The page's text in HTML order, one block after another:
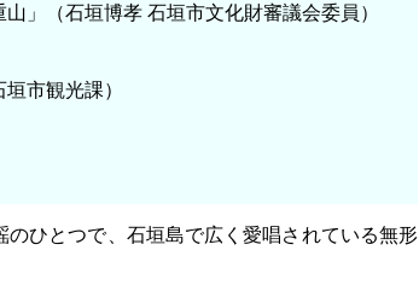
」（石垣博孝 石垣市文化財審議会委員）
市観光課）
のひとつで、石垣島で広く愛唱されている無形